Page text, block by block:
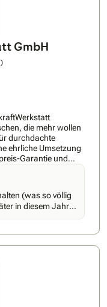
GmbH
die mehr wollen
durchdachte
ehrliche Umsetzung
Garantie und
Unsere
und
nur um Technik
und
(was so völlig
in diesem Jahr